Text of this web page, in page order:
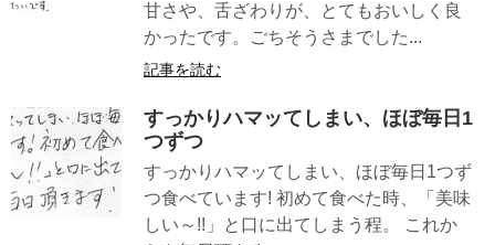
甘さや、舌ざわりが、とてもおいしく良
かったです。ごちそうさまでした...
記事を読む
すっかりハマッてしまい、ほぼ毎日1
つずつ
すっかりハマッてしまい、ほぼ毎日1つず
つ食べています! 初めて食べた時、「美味
しい～!!」と口に出てしまう程。 これか